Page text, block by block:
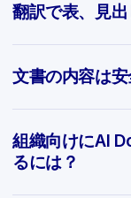
翻訳で表、見
文書の内容は
組織向けにAI
るには？